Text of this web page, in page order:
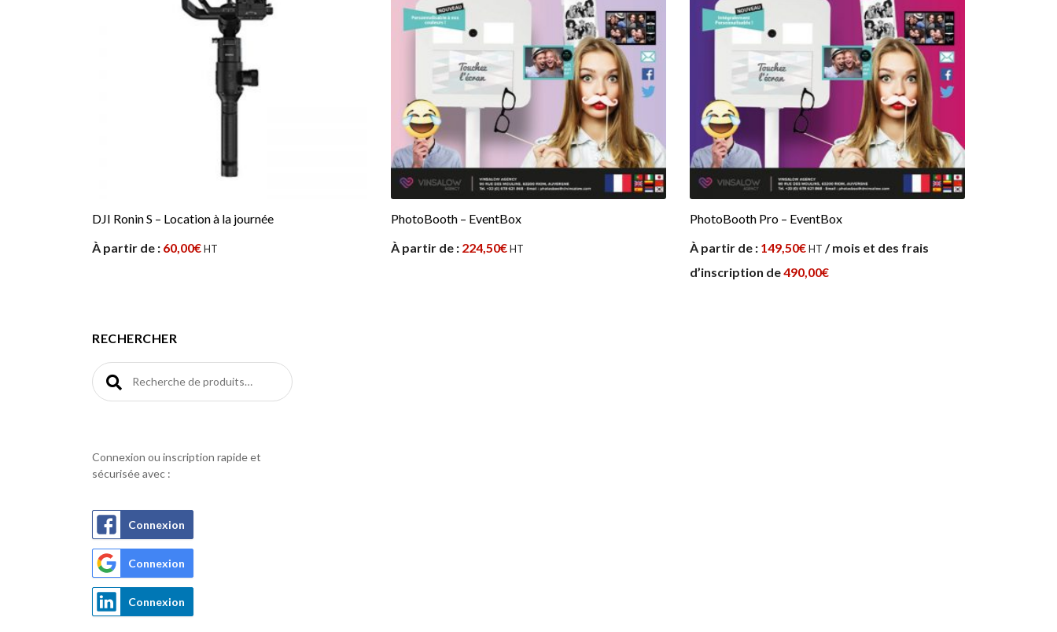
DJI Ronin S – Location à la journée
À partir de : 60,00€HT
PhotoBooth – EventBox
À partir de : 224,50€HT
PhotoBooth Pro – EventBox
À partir de : 149,50€HT / mois et des frais
d’inscription de490,00€
RECHERCHER
Recherche pour :
Connexion ou inscription rapide et
sécurisée avec :
Connexion
Connexion
Connexion